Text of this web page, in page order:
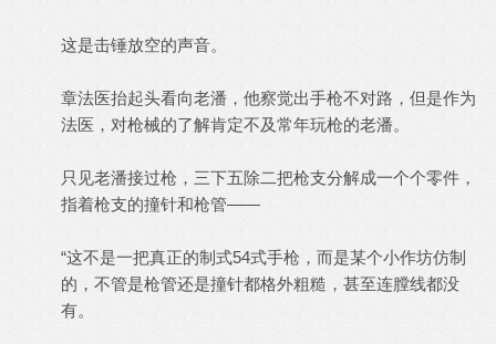
这是击锤放空的声音。
章法医抬起头看向老潘，他察觉出手枪不对路，但是作为
法医，对枪械的了解肯定不及常年玩枪的老潘。
只见老潘接过枪，三下五除二把枪支分解成一个个零件，
指着枪支的撞针和枪管——
“这不是一把真正的制式54式手枪，而是某个小作坊仿制
的，不管是枪管还是撞针都格外粗糙，甚至连膛线都没
有。